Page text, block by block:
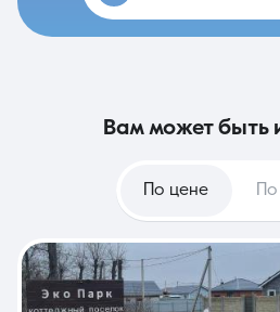
вам может быть
По цене